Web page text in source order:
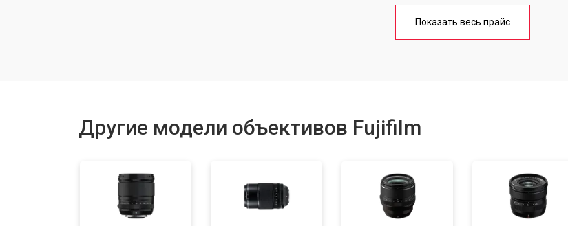
от 60 мин
Ремонт шлейфа оптического стабилизатора от 80 мин
Показать весь прайс
Другие модели объективов Fujifilm